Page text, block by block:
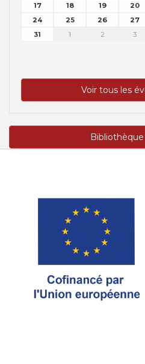
17
18 19 20
24
25 26 27
31
1 2 3
Voir tous les